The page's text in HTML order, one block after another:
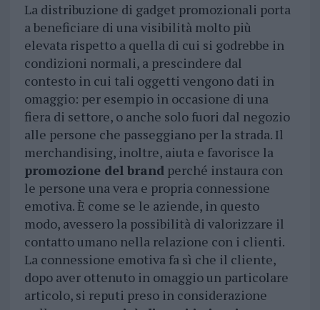
La distribuzione di gadget promozionali porta
a beneficiare di una visibilità molto più
elevata rispetto a quella di cui si godrebbe in
condizioni normali, a prescindere dal
contesto in cui tali oggetti vengono dati in
omaggio: per esempio in occasione di una
fiera di settore, o anche solo fuori dal negozio
alle persone che passeggiano per la strada. Il
merchandising, inoltre, aiuta e favorisce la
promozione del brandperché instaura con
le persone una vera e propria connessione
emotiva. È come se le aziende, in questo
modo, avessero la possibilità di valorizzare il
contatto umano nella relazione con i clienti.
La connessione emotiva fa sì che il cliente,
dopo aver ottenuto in omaggio un particolare
articolo, si reputi preso in considerazione